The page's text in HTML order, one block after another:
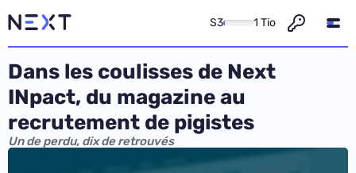
S3 1 Tio
Dans les coulisses de Next
INpact, du magazine au
recrutement de pigistes
Un de perdu, dix de retrouvés